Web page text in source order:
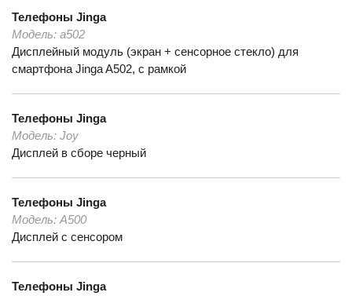
Телефоны Jinga
Модель: a502
Дисплейный модуль (экран + сенсорное стекло) для
смартфона Jinga A502, с рамкой
Телефоны Jinga
Модель: Joy
Дисплей в сборе черный
Телефоны Jinga
Модель: A500
Дисплей с сенсором
Телефоны Jinga